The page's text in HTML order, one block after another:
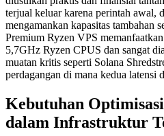
terjual keluar karena perintah awal,
mengamankan kapasitas tambahan
Premium Ryzen VPS
5,7GHz Ryzen CPUS dan sangat
muatan kritis seperti Solana
perdagangan di mana kedua latensi
Kebutuhan
dalam Infrastruktur